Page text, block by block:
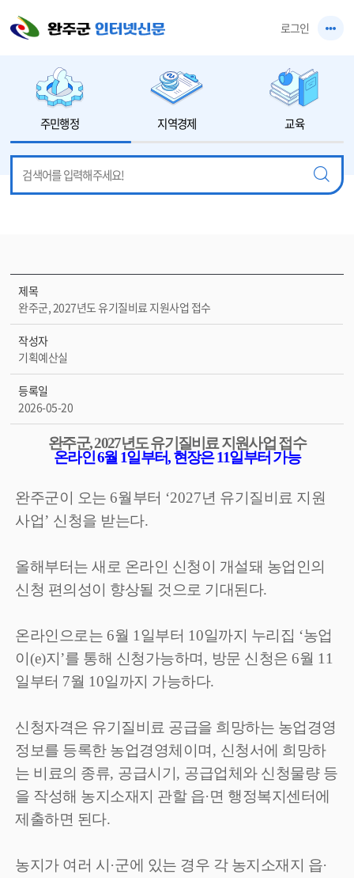
로그인
주민행정 지역경제 교육
제목
완주군, 2027년도 유기질비료 지원사업 접수
작성자
기획예산실
등록일
2026-05-20
완주군, 2027년도 유기질비료 지원사업 접수
온라인6월 1일부터,현장은11일부터 가능
완주군이 오는6월부터 ‘2027년 유기질비료 지원
사업’ 신청을 받는다.
올해부터는 새로 온라인 신청이 개설돼 농업인의
신청 편의성이 향상될 것으로 기대된다.
온라인으로는 6월 1 일부터 10일까지 누리집 ‘농업
이(e)지’를 통해 신청가능하며, 방문 신청은6월 11
일부터 7월 10일까지 가능하다.
신청자격은 유기질비료 공급을 희망하는 농업경영
정보를 등록한 농업경영체이며, 신청서에 희망하
는 비료의 종류, 공급시기, 공급업체와 신청물량 등
을 작성해 농지소재지 관할 읍·면 행정복지센터에
제출하면 된다.
농지가 여러 시·군에 있는 경우 각 농지소재지 읍·